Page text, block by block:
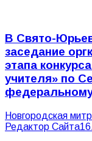
В Свято-
заседание
этапа
учителя» по
федеральному
Новгородская
Редактор Сайта